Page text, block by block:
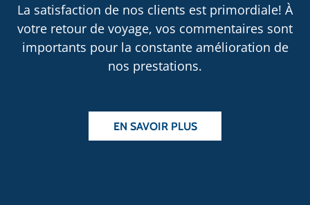
La satisfaction de nos clients est primordiale! À
votre retour de voyage, vos commentaires sont
importants pour la constante amélioration de
nos prestations.
EN SAVOIR PLUS